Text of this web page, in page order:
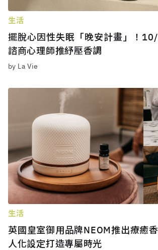
生活
擺脫心因性失眠「晚安計畫」！
諮商心理師推紓壓香調
by La Vie
生活
英國皇室御用品牌NEOM推出療癒
人化設定打造專屬時光